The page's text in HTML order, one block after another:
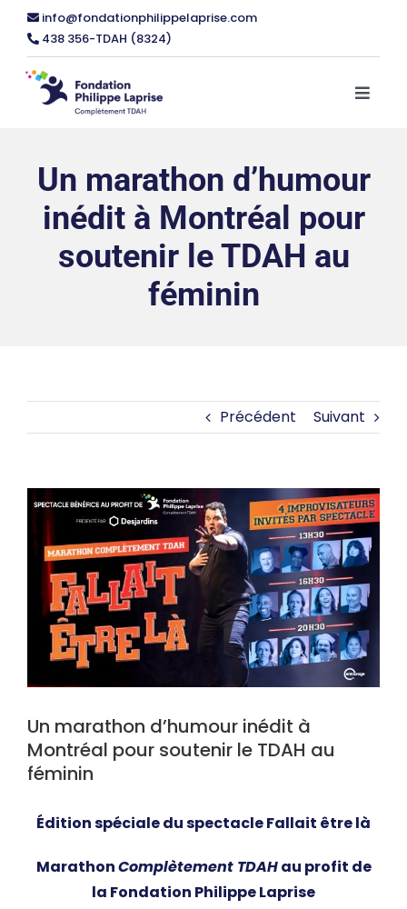
Skip
content
info@fondationphilippelaprise.com
438 356-TDAH (8324)
LA FONDATION
Formations spécialisés éducation
RESSOURCES
NOUS JOINDRE
DONNER
Un marathon d’humour
inédit à Montréal pour
soutenir le TDAH au
féminin
Précédent Suivant
View
Larger
Image
Un marathon d’humour inédit à
Montréal pour soutenir le TDAH au
féminin
Édition spéciale du spectacle Fallait être là
MarathonComplètement TDAHau profit de
la Fondation Philippe Laprise